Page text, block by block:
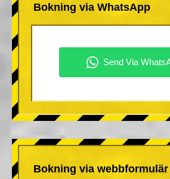
Bokning via WhatsApp
Bokning via webbformulär